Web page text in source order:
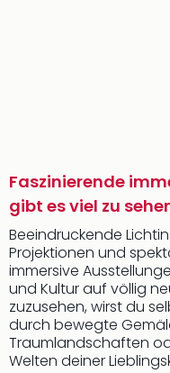
Faszinierende
gibt es viel zu
Beeindruckende
Projektionen und
immersive
und Kultur auf völlig
zuzusehen, wirst du
durch bewegte
Traumlandschaften
Welten deiner